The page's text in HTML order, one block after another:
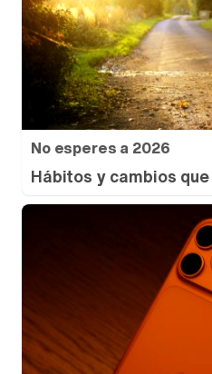
No esperes a 2026
Hábitos y cambios